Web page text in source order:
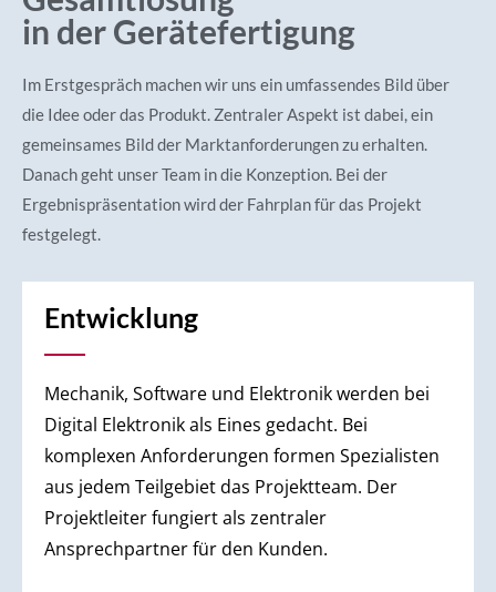
in der Gerätefertigung
Im Erstgespräch machen wir uns ein umfassendes Bild über
die Idee oder das Produkt. Zentraler Aspekt ist dabei, ein
gemeinsames Bild der Marktanforderungen zu erhalten.
Danach geht unser Team in die Konzeption. Bei der
Ergebnispräsentation wird der Fahrplan für das Projekt
festgelegt.
Entwicklung
Mechanik, Software und Elektronik werden bei
Digital Elektronik als Eines gedacht. Bei
komplexen Anforderungen formen Spezialisten
aus jedem Teilgebiet das Projektteam. Der
Projektleiter fungiert als zentraler
Ansprechpartner für den Kunden.